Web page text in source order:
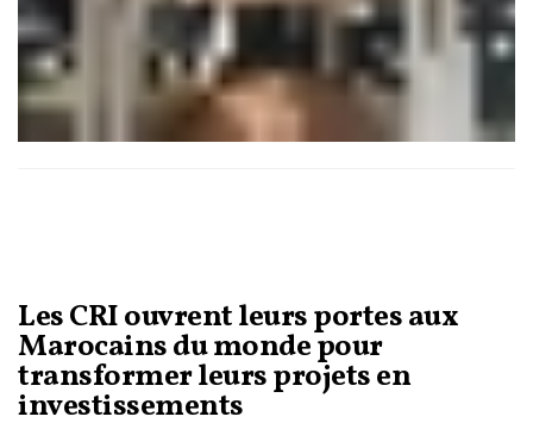
Les CRI ouvrent leurs portes aux
Marocains du monde pour
transformer leurs projets en
investissements